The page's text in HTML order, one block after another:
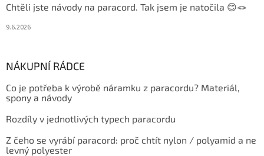
Chtěli jste návody na paracord. Tak jsem je natočila 😊🪢
9.6.2026
NÁKUPNÍ RÁDCE
Co je potřeba k výrobě náramku z paracordu? Materiál,
spony a návody
Rozdíly v jednotlivých typech paracordu
Z čeho se vyrábí paracord: proč chtít nylon / polyamid a ne
levný polyester